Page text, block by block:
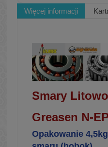
Więcej informacji
Smary
Greasen N-
Opakowanie